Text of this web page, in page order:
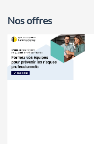
Nos offres